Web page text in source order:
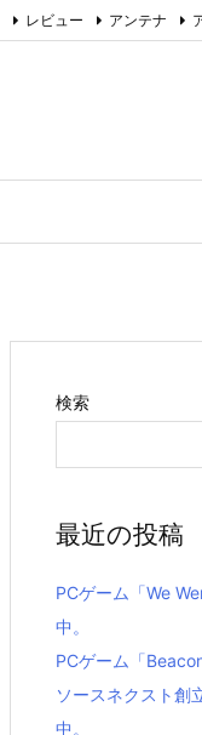
レビュー アンテナ
検索
最近の投稿
PCゲーム「We
中。
PCゲーム「
ソースネクスト創
中。